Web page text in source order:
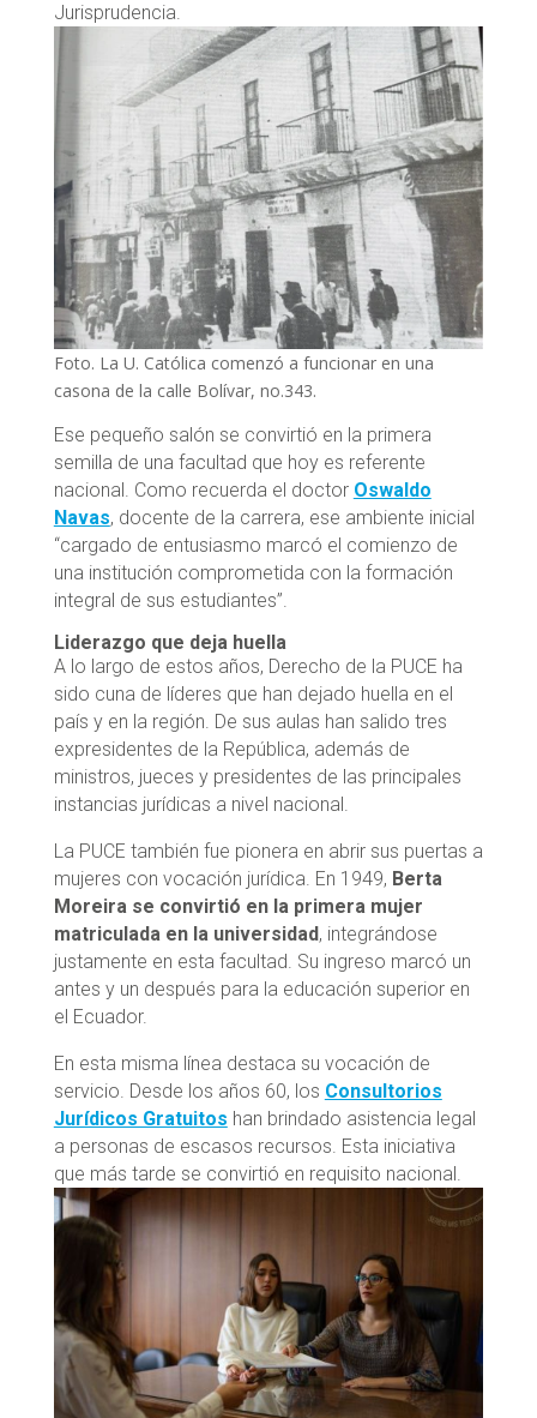
Jurisprudencia.
Foto. La U. Católica comenzó a funcionar en una
casona de la calle Bolívar, no.343.
Ese pequeño salón se convirtió en la primera
semilla de una facultad que hoy es referente
nacional. Como recuerda el doctor Oswaldo
Navas, docente de la carrera, ese ambiente inicial
“cargado de entusiasmo marcó el comienzo de
una institución comprometida con la formación
integral de sus estudiantes”.
Liderazgo que deja huella
A lo largo de estos años, Derecho de la PUCE ha
sido cuna de líderes que han dejado huella en el
país y en la región. De sus aulas han salido tres
expresidentes de la República, además de
ministros, jueces y presidentes de las principales
instancias jurídicas a nivel nacional.
La PUCE también fue pionera en abrir sus puertas a
mujeres con vocación jurídica. En 1949, Berta
Moreira se convirtió en la primera mujer
matriculada en la universidad, integrándose
justamente en esta facultad. Su ingreso marcó un
antes y un después para la educación superior en
el Ecuador.
En esta misma línea destaca su vocación de
servicio. Desde los años 60, los Consultorios
Jurídicos Gratuitos han brindado asistencia legal
a personas de escasos recursos. Esta iniciativa
que más tarde se convirtió en requisito nacional.